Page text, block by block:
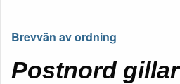
Brevvän av ordning
Postnord gillar